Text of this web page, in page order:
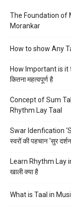
The Foundation of
Morankar
How to show Any
How Important is it
कितना महत्वपूर्ण है
Concept of Sum Tali
Rhythm Lay Taal
Swar Idenfication
स्वरों की पहचान ‘सुर
Learn Rhythm Lay
खाली क्या है
What is Taal in